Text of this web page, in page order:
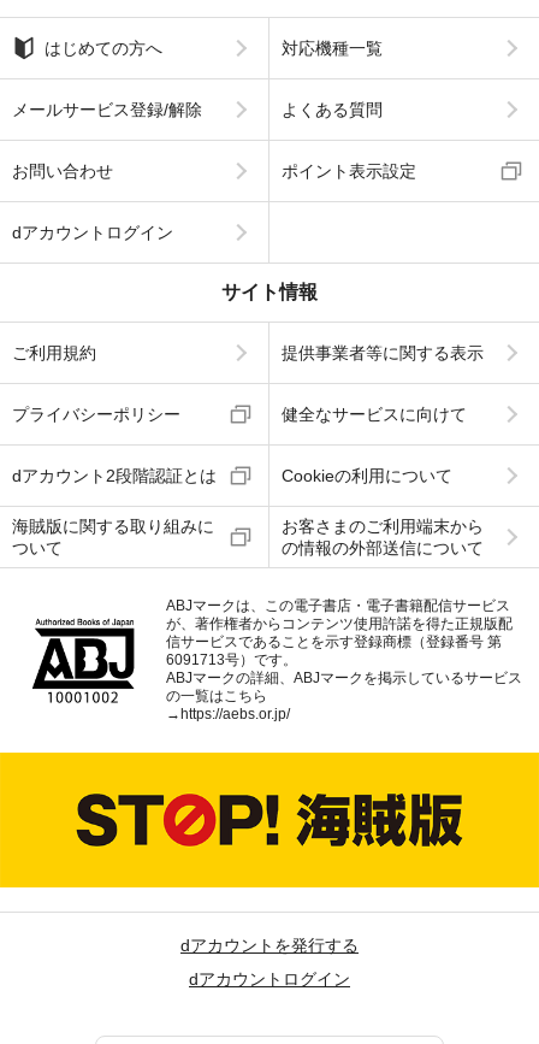
はじめての方へ 対応機種一覧
メールサービス登録/解除 よくある質問
お問い合わせ ポイント表示設定
dアカウントログイン
サイト情報
ご利用規約 提供事業者等に関する表示
プライバシーポリシー 健全なサービスに向けて
dアカウント2段階認証とは Cookieの利用について
海賊版に関する取り組みに
ついて
お客さまのご利用端末から
の情報の外部送信について
ABJマークは、この電子書店・電子書籍配信サービス
が、著作権者からコンテンツ使用許諾を得た正規版配
信サービスであることを示す登録商標（登録番号 第
6091713号）です。
ABJマークの詳細、ABJマークを掲示しているサービス
の一覧はこちら
→ https://aebs.or.jp/
dアカウントを発行する
dアカウントログイン